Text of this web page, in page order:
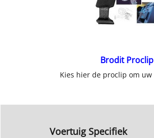
Brodit Proclip
Voertuig Specifiek